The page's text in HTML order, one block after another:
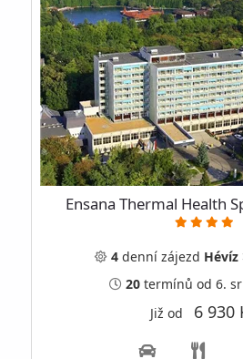
Ensana Thermal Health
4 denní zájezd Hévíz
20 termínů od 6.
Již od 6 930